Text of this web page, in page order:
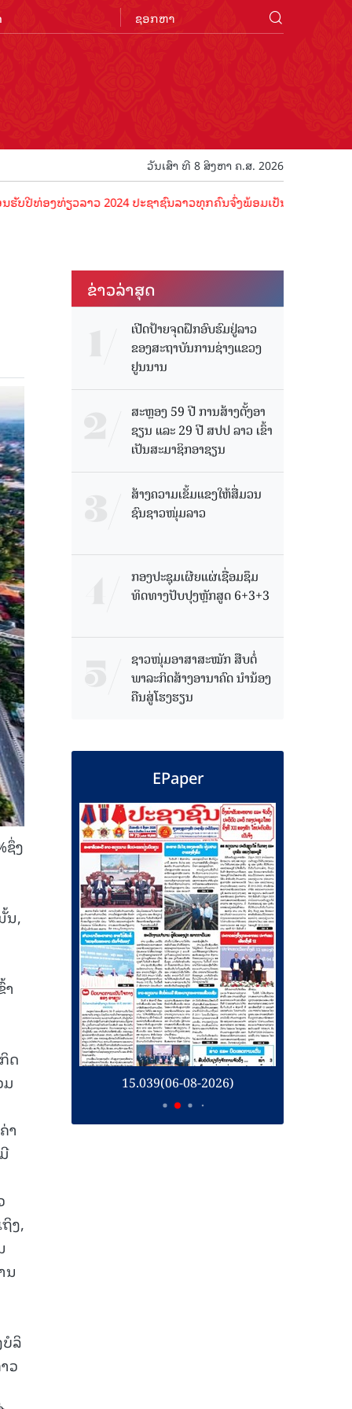
ວັນເສົາ ທີ 8 ສິງຫາ ຄ.ສ. 2026
ທ່ຽວລາວ 2024 ປະຊາຊົນລາວທຸກຄົນຈົ່ງພ້ອມເປັນເຈົ້າພາບທີ່ດີ ຕ້ອນຮັ
ຊຶ່ງ
ນ,
ດ
າ
ງ,
ນ
ລິ
ວ
ຂ່າວ​ລ່າ​ສຸດ
ເປີດປ້າຍຈຸດຝຶກອົບຮົມຢູ່ລາວ
ຂອງສະຖາບັນການຊ່າງແຂວງ
ຢູນນານ
ສະຫຼອງ 59 ປີ ການສ້າງຕັ້ງອາ
ຊຽນ ແລະ 29 ປີ ສປປ ລາວ ເຂົ້າ
ເປັນສະມາຊິກອາຊຽນ
ສ້າງຄວາມເຂັ້ມແຂງໃຫ້ສື່ມວນ
ຊົນຊາວໜຸ່ມລາວ
ກອງປະຊຸມເຜີຍແຜ່ເຊື່ອມຊຶມ
ທິດທາງປັບປຸງຫຼັກສູດ 6+3+3
ຊາວໜຸ່ມອາສາສະໝັກ ສືບຕໍ່
ພາລະກິດສ້າງອານາຄົດ ນໍານ້ອງ
ຄືນສູ່ໂຮງຮຽນ
EPaper
15.039(06-08-2026)